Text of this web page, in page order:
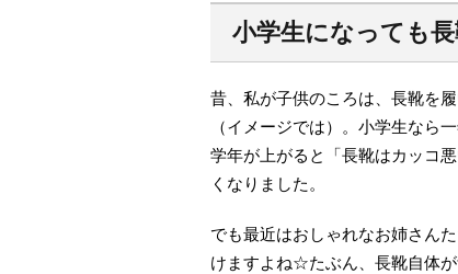
小学生になっても長
昔、私が子供のころは、長靴を
（イメージでは）。小学生なら
学年が上がると「長靴はカッコ
くなりました。
でも最近はおしゃれなお姉さん
けますよね☆たぶん、長靴自体